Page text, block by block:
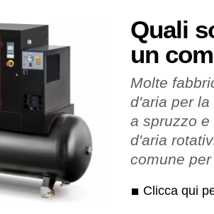
Quali
un
Molte
d'aria per
a spruzzo
d'aria
comune
Clicca qui